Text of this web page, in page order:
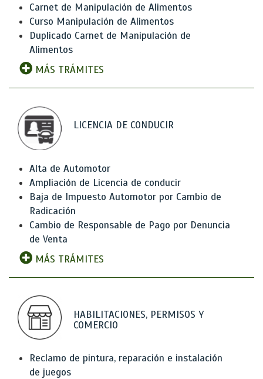
Carnet de Manipulación de Alimentos
Curso Manipulación de Alimentos
Duplicado Carnet de Manipulación de
Alimentos
MÁS TRÁMITES
LICENCIA DE CONDUCIR
Alta de Automotor
Ampliación de Licencia de conducir
Baja de Impuesto Automotor por Cambio de
Radicación
Cambio de Responsable de Pago por Denuncia
de Venta
MÁS TRÁMITES
HABILITACIONES, PERMISOS Y
COMERCIO
Reclamo de pintura, reparación e instalación
de juegos